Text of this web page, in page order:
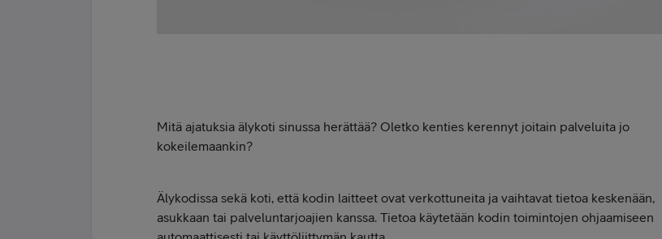
Mitä ajatuksia älykoti sinussa herättää? Oletko kenties kerennyt joitain palveluita jo
kokeilemaankin?
Älykodissa sekä koti, että kodin laitteet ovat verkottuneita ja vaihtavat tietoa keskenään,
asukkaan tai palveluntarjoajien kanssa. Tietoa käytetään kodin toimintojen ohjaamiseen